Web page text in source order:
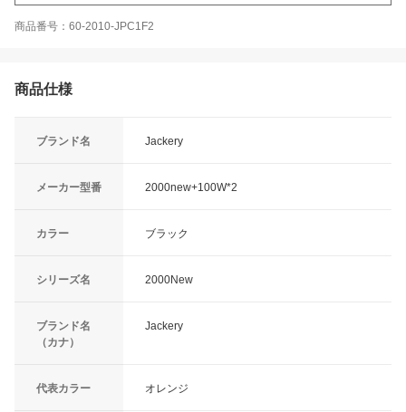
商品番号：60-2010-JPC1F2
商品仕様
ブランド名 Jackery
メーカー型番 2000new+100W*2
カラー ブラック
シリーズ名 2000New
ブランド名
（カナ）
Jackery
代表カラー オレンジ